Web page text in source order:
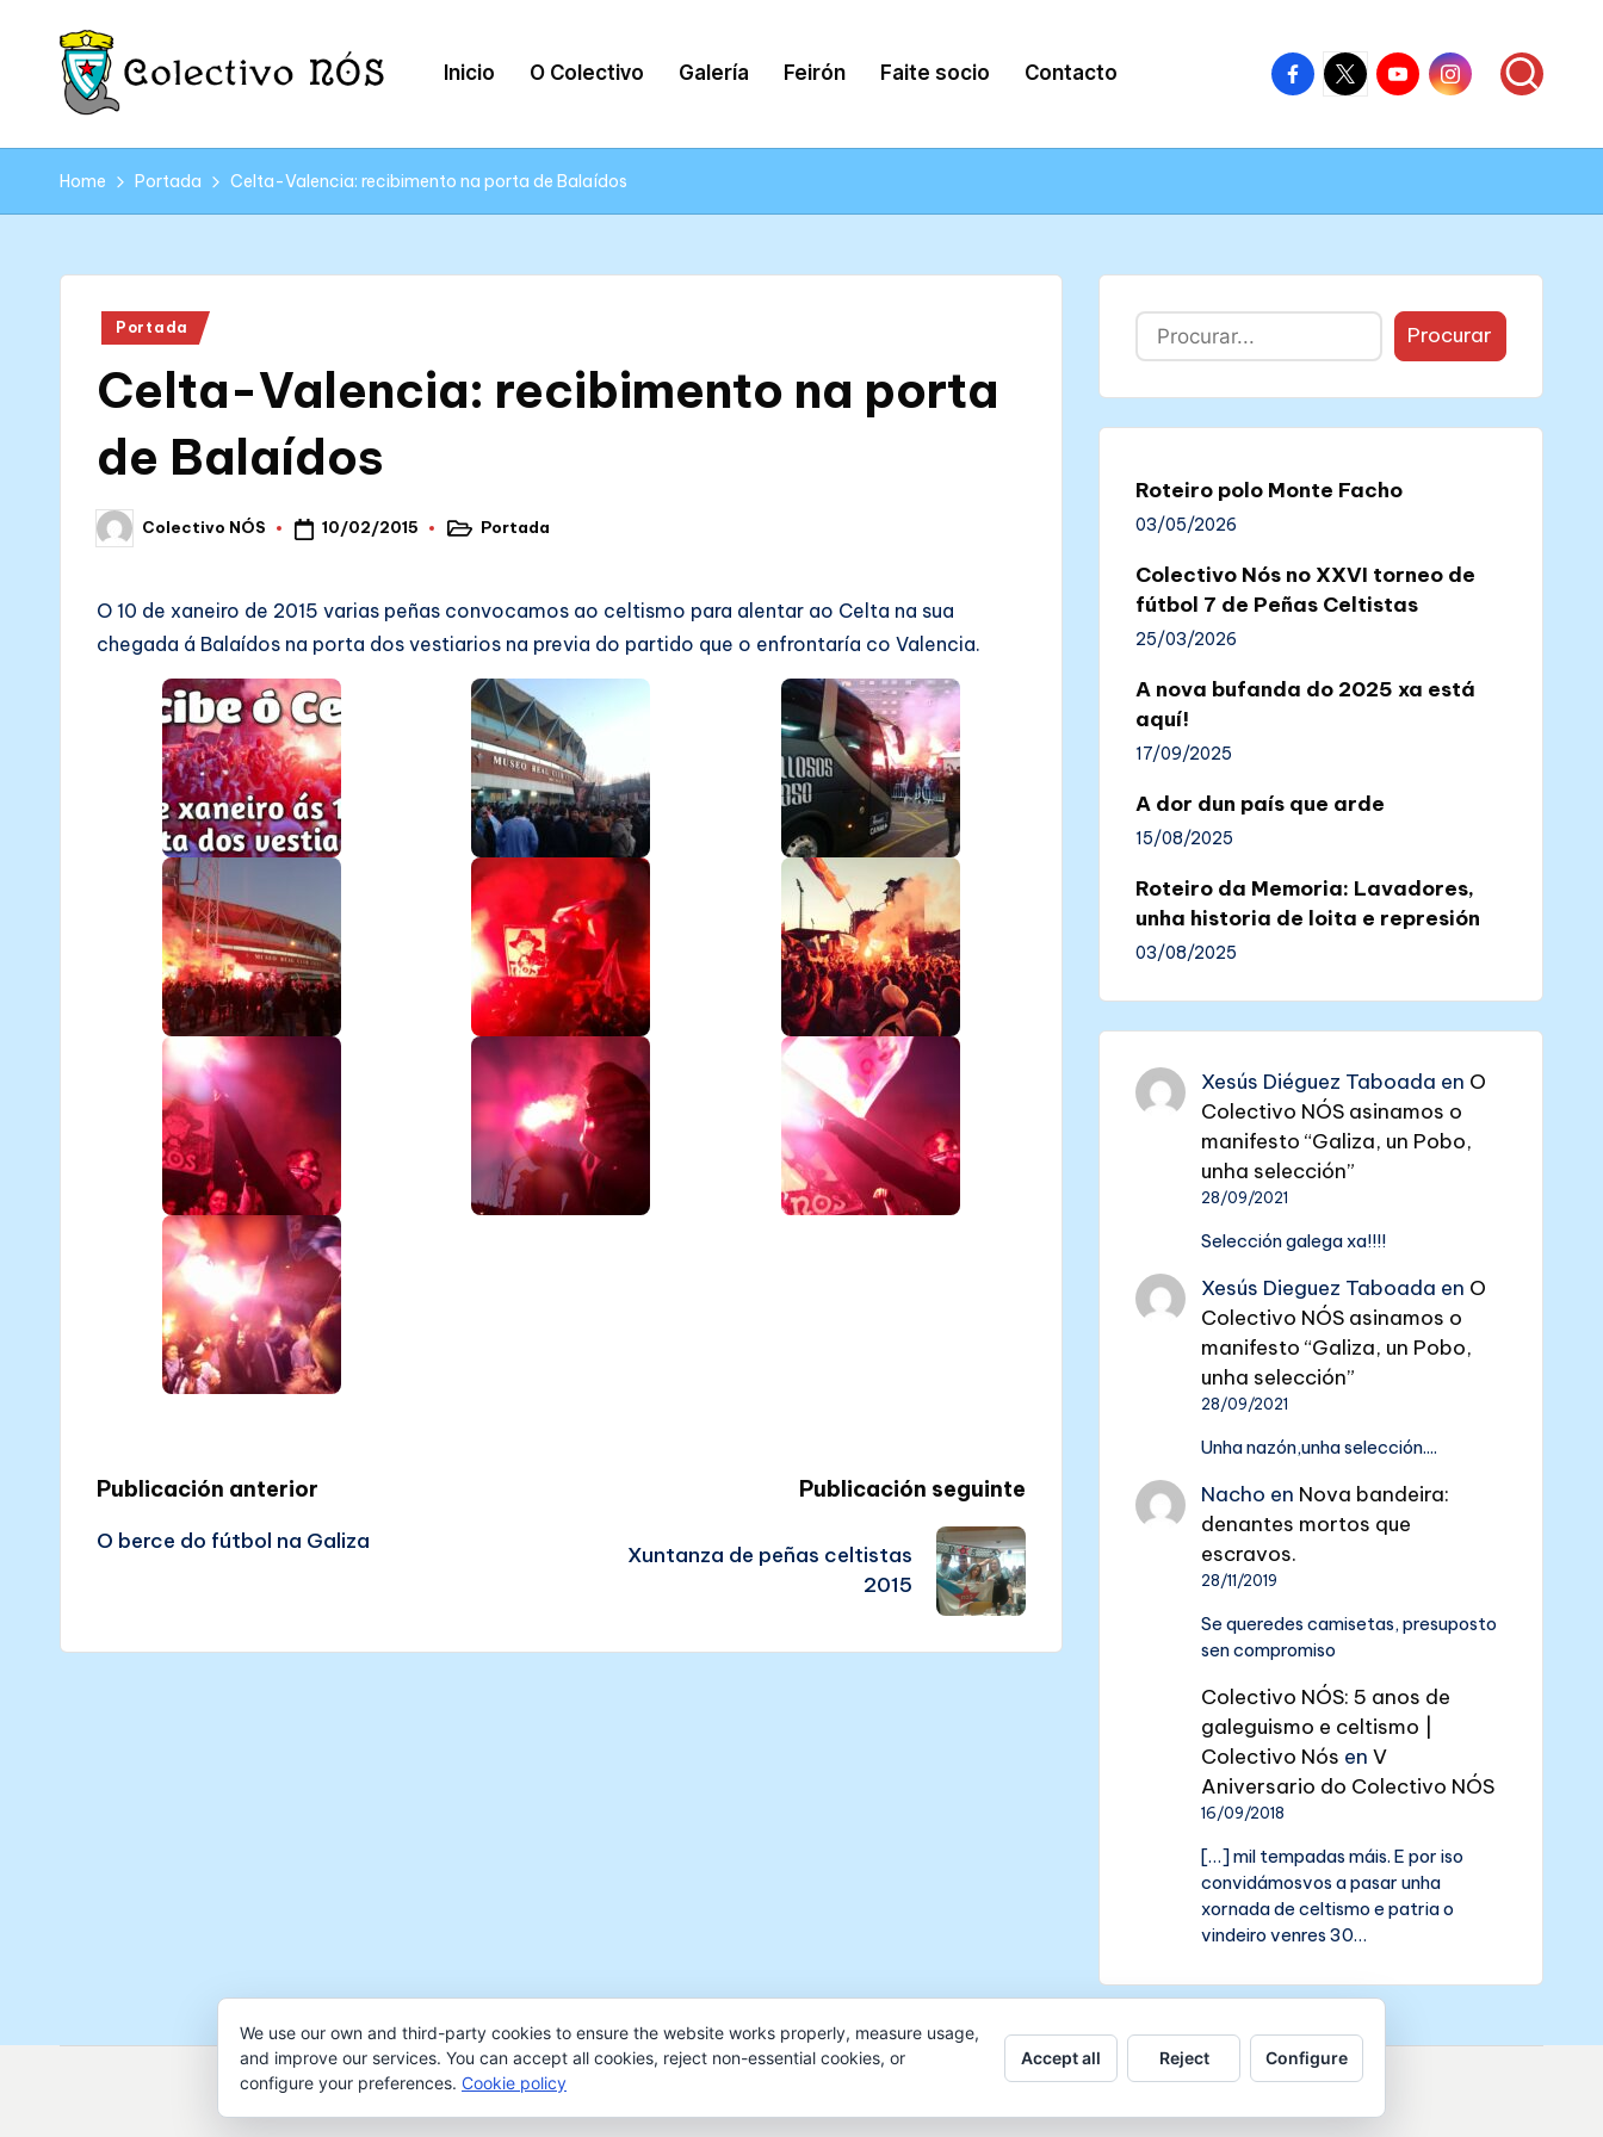
C
o
e
web
oficial
Colectivo
NÓS
Inicio O Colectivo Galería Feirón Faite socio Contacto
Facebook
–
Nós
X
–
Nós
Youtube
–
Nós
Instagram
–
Nós
Home Portada Celta-Valencia: recibimento na porta de Balaídos
Posted
Portada
Celta-Valencia: recibimento na porta
de Balaídos
Posted
by
Colectivo NÓS 10/02/2015
PostedPortada
O 10 de xaneiro de 2015 varias peñas convocamos ao celtismo para alentar ao Celta na sua
chegada á Balaídos na porta dos vestiarios na previa do partido que o enfrontaría co Valencia.
Post
navigation
Publicación anterior
O berce do fútbol na Galiza
Publicación seguinte
Xuntanza de peñas celtistas
2015
Buscar Procurar
Roteiro polo Monte Facho
03/05/2026
Colectivo Nós no XXVI torneo de
fútbol 7 de Peñas Celtistas
25/03/2026
A nova bufanda do 2025 xa está
aquí!
17/09/2025
A dor dun país que arde
15/08/2025
Roteiro da Memoria: Lavadores,
unha historia de loita e represión
03/08/2025
Xesús Diéguez Taboada en O
Colectivo NÓS asinamos o
manifesto “Galiza, un Pobo,
unha selección”
28/09/2021
Selección galega xa!!!!
Xesús Dieguez Taboada en O
Colectivo NÓS asinamos o
manifesto “Galiza, un Pobo,
unha selección”
28/09/2021
Unha nazón,unha selección....
Nacho en Nova bandeira:
denantes mortos que
escravos.
28/11/2019
Se queredes camisetas, presuposto
sen compromiso
Colectivo NÓS: 5 anos de
galeguismo e celtismo |
Colectivo Nós enV
Aniversario do Colectivo NÓS
16/09/2018
[…] mil tempadas máis. E por iso
convidámosvos a pasar unha
xornada de celtismo e patria o
vindeiro venres 30…
Copyright 2026 —
We use our own and third-party cookies to ensure the website works properly, measure usage,
and improve our services. You can accept all cookies, reject non-essential cookies, or
configure your preferences. Cookie policy
Accept all Reject Configure